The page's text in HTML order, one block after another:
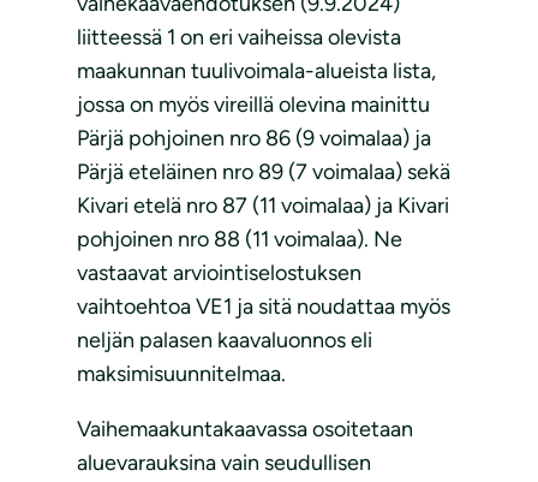
liitteessä 1 on eri vaiheissa olevista
maakunnan tuulivoimala-alueista lista,
jossa on myös vireillä olevina mainittu
Pärjä pohjoinen nro 86 (9 voimalaa) ja
Pärjä eteläinen nro 89 (7 voimalaa) sekä
Kivari etelä nro 87 (11 voimalaa) ja Kivari
pohjoinen nro 88 (11 voimalaa). Ne
vastaavat arviointiselostuksen
vaihtoehtoa VE1 ja sitä noudattaa myös
neljän palasen kaavaluonnos eli
maksimisuunnitelmaa.
Vaihemaakuntakaavassa osoitetaan
aluevarauksina vain seudullisen